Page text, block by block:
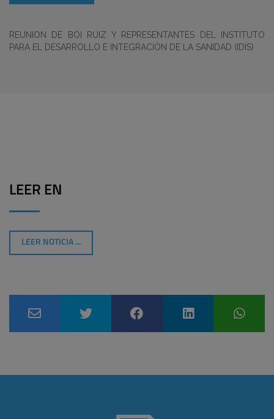
REUNION DE BOI RUIZ Y REPRESENTANTES DEL INSTITUTO
PARA EL DESARROLLO E INTEGRACIÓN DE LA SANIDAD (IDIS)
LEER EN
LEER NOTICIA ...